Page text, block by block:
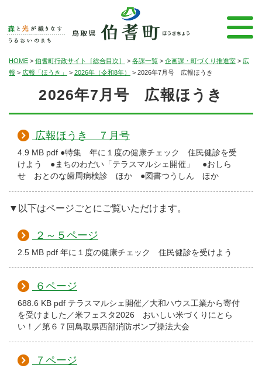
HOME > 伯耆町行政サイト［総合目次］ > 各課一覧 > 企画課・町づくり推進室 > 広
報 > 広報「ほうき」 > 2026年（令和8年） > 2026年7月号 広報ほうき
2026年7月号 広報ほうき
広報ほうき ７月号
4.9 MB pdf ●特集 年に１度の健康チェック 住民健診を受
けよう ●まちのわだい「テラスマルシェ開催」 ●おしら
せ おとのな歯周病検診 ほか ●図書つうしん ほか
▼以下はページごとにご覧いただけます。
２～５ページ
2.5 MB pdf 年に１度の健康チェック 住民健診を受けよう
６ページ
688.6 KB pdf テラスマルシェ開催／大和ハウス工業から寄付
を受けました／米フェスタ2026 おいしい米づくりにとら
い！／第６７回鳥取県西部消防ポンプ操法大会
７ページ